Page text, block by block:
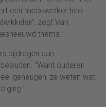
een medewerker heel
zegt Van
thema.”
bijdragen aan
“Want ouderen
geheugen, ze weten wat
ging.”